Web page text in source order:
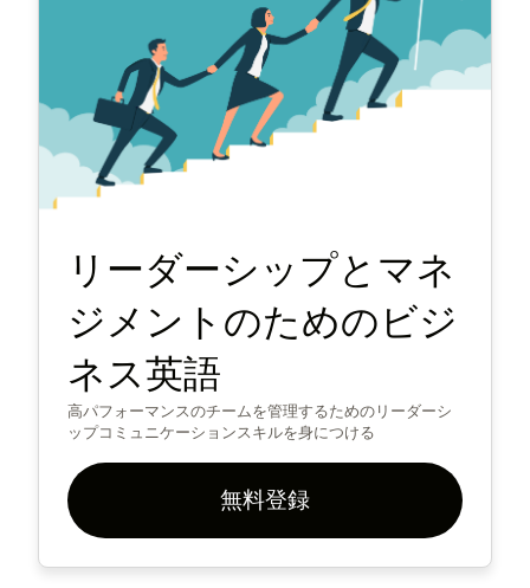
リーダーシップとマネ
ジメントのためのビジ
ネス英語
高パフォーマンスのチームを管理するためのリーダーシ
ップコミュニケーションスキルを身につける
無料登録